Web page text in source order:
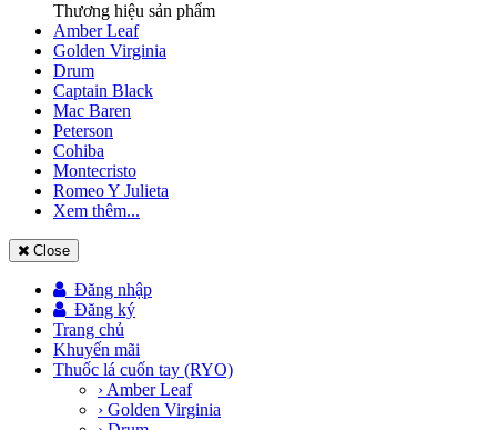
Thương hiệu sản phẩm
Amber Leaf
Golden Virginia
Drum
Captain Black
Mac Baren
Peterson
Cohiba
Montecristo
Romeo Y Julieta
Xem thêm...
Close
Đăng nhập
Đăng ký
Trang chủ
Khuyến mãi
Thuốc lá cuốn tay (RYO)
› Amber Leaf
› Golden Virginia